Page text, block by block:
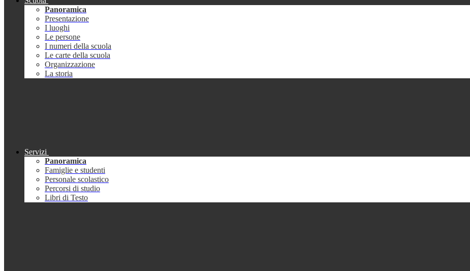
Panoramica
Presentazione
I luoghi
Le persone
I numeri della scuola
Le carte della scuola
Organizzazione
La storia
Servizi
Panoramica
Famiglie e studenti
Personale scolastico
Percorsi di studio
Libri di Testo